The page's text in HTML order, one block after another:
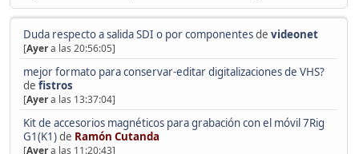
Duda respecto a salida SDI o por componentesde videonet
[Ayera las 20:56:05]
mejor formato para conservar-editar digitalizaciones de VHS?
de fistros
[Ayera las 13:37:04]
Kit de accesorios magnéticos para grabación con el móvil 7Rig
G1(K1)de Ramón Cutanda
[Ayera las 11:20:43]